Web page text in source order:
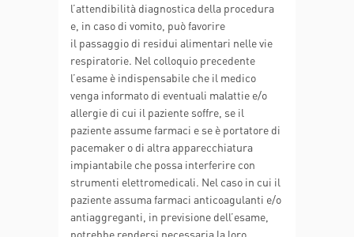
l’attendibilità diagnostica della procedura
e, in caso di vomito, può favorire
il passaggio di residui alimentari nelle vie
respiratorie. Nel colloquio precedente
l’esame è indispensabile che il medico
venga informato di eventuali malattie e/o
allergie di cui il paziente soffre, se il
paziente assume farmaci e se è portatore di
pacemaker o di altra apparecchiatura
impiantabile che possa interferire con
strumenti elettromedicali. Nel caso in cui il
paziente assuma farmaci anticoagulanti e/o
antiaggreganti, in previsione dell’esame,
potrebbe rendersi necessaria la loro